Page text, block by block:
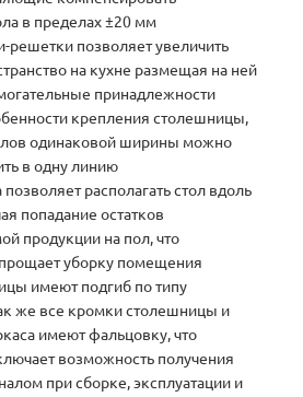
в пределах ±20 мм
решетки позволяет увеличить
на кухне размещая на ней
принадлежности
крепления столешницы,
одинаковой ширины можно
в одну линию
располагать стол вдоль
попадание остатков
продукции на пол, что
уборку помещения
имеют подгиб по типу
же все кромки столешницы и
имеют фальцовку, что
возможность получения
при сборке, эксплуатации и